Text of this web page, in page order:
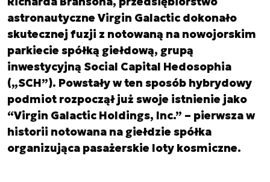
astronautyczne Virgin Galactic dokonało
skutecznej fuzji z notowaną na nowojorskim
parkiecie spółką giełdową, grupą
inwestycyjną Social Capital Hedosophia
(„SCH”). Powstały w ten sposób hybrydowy
podmiot rozpoczął już swoje istnienie jako
“Virgin Galactic Holdings, Inc.” – pierwsza w
historii notowana na giełdzie spółka
organizująca pasażerskie loty kosmiczne.